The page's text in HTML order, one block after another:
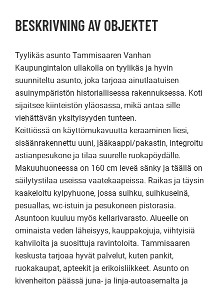
BESKRIVNING AV OBJEKTET
Tyylikäs asunto Tammisaaren Vanhan
Kaupungintalon ullakolla on tyylikäs ja hyvin
suunniteltu asunto, joka tarjoaa ainutlaatuisen
asuinympäristön historiallisessa rakennuksessa. Koti
sijaitsee kiinteistön yläosassa, mikä antaa sille
viehättävän yksityisyyden tunteen.
Keittiössä on käyttömukavuutta keraaminen liesi,
sisäänrakennettu uuni, jääkaappi/pakastin, integroitu
astianpesukone ja tilaa suurelle ruokapöydälle.
Makuuhuoneessa on 160 cm leveä sänky ja täällä on
säilytystilaa useissa vaatekaapeissa. Raikas ja täysin
kaakeloitu kylpyhuone, jossa suihku, suihkuseinä,
pesuallas, wc-istuin ja pesukoneen pistorasia.
Asuntoon kuuluu myös kellarivarasto. Alueelle on
ominaista veden läheisyys, kauppakojuja, viihtyisiä
kahviloita ja suosittuja ravintoloita. Tammisaaren
keskusta tarjoaa hyvät palvelut, kuten pankit,
ruokakaupat, apteekit ja erikoisliikkeet. Asunto on
kivenheiton päässä juna- ja linja-autoasemalta ja